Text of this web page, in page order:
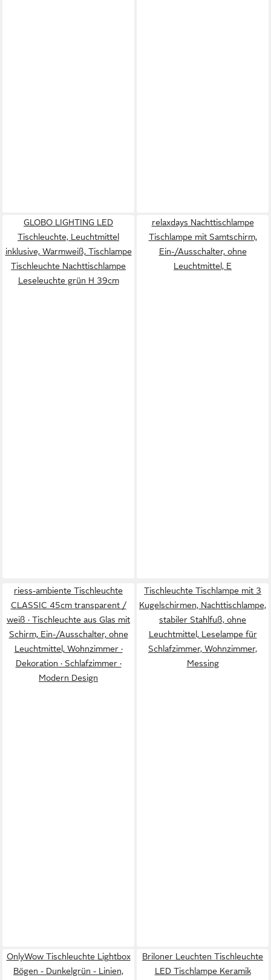
GLOBO LIGHTING LED
Tischleuchte, Leuchtmittel
inklusive, Warmweiß, Tischlampe
Tischleuchte Nachttischlampe
Leseleuchte grün H 39cm
relaxdays Nachttischlampe
Tischlampe mit Samtschirm,
Ein-/Ausschalter, ohne
Leuchtmittel, E
riess-ambiente Tischleuchte
CLASSIC 45cm transparent /
weiß · Tischleuchte aus Glas mit
Schirm, Ein-/Ausschalter, ohne
Leuchtmittel, Wohnzimmer ·
Dekoration · Schlafzimmer ·
Modern Design
Tischleuchte Tischlampe mit 3
Kugelschirmen, Nachttischlampe,
stabiler Stahlfuß, ohne
Leuchtmittel, Leselampe für
Schlafzimmer, Wohnzimmer,
Messing
OnlyWow Tischleuchte Lightbox
Bögen - Dunkelgrün - Linien,
Briloner Leuchten Tischleuchte
LED Tischlampe Keramik